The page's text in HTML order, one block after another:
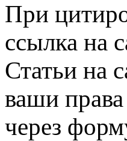
При
ссылка на
Статьи на
ваши
через